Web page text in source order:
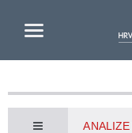
ANALIZE